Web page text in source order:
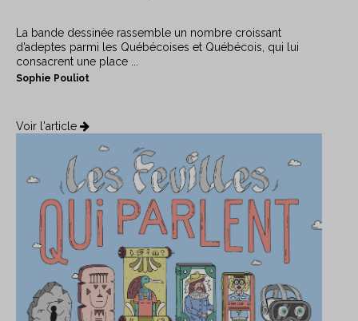
La bande dessinée rassemble un nombre croissant
d’adeptes parmi les Québécoises et Québécois, qui lui
consacrent une place ...
Sophie Pouliot
Voir l'article